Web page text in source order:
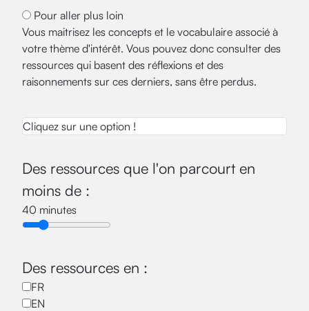
Pour aller plus loin
Vous maitrisez les concepts et le vocabulaire associé à
votre thème d'intérêt. Vous pouvez donc consulter des
ressources qui basent des réflexions et des
raisonnements sur ces derniers, sans être perdus.
Cliquez sur une option !
Des ressources que l'on parcourt en
moins de :
40 minutes
Des ressources en :
FR
EN